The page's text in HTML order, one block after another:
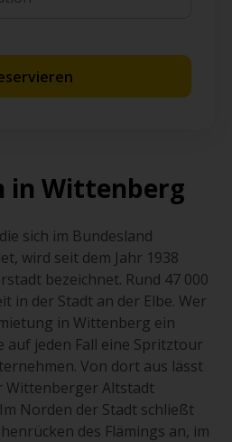
in Wittenberg
sich im Bundesland
wird seit dem Jahr 1938
bezeichnet. Rund 47 000
in der Stadt an der Elbe. Wer
in Wittenberg ein
auf jeden Fall eine Spritztour
Von dort aus lässt
Wittenberger Altstadt
Norden der Stadt schließt
des Flämings an, im